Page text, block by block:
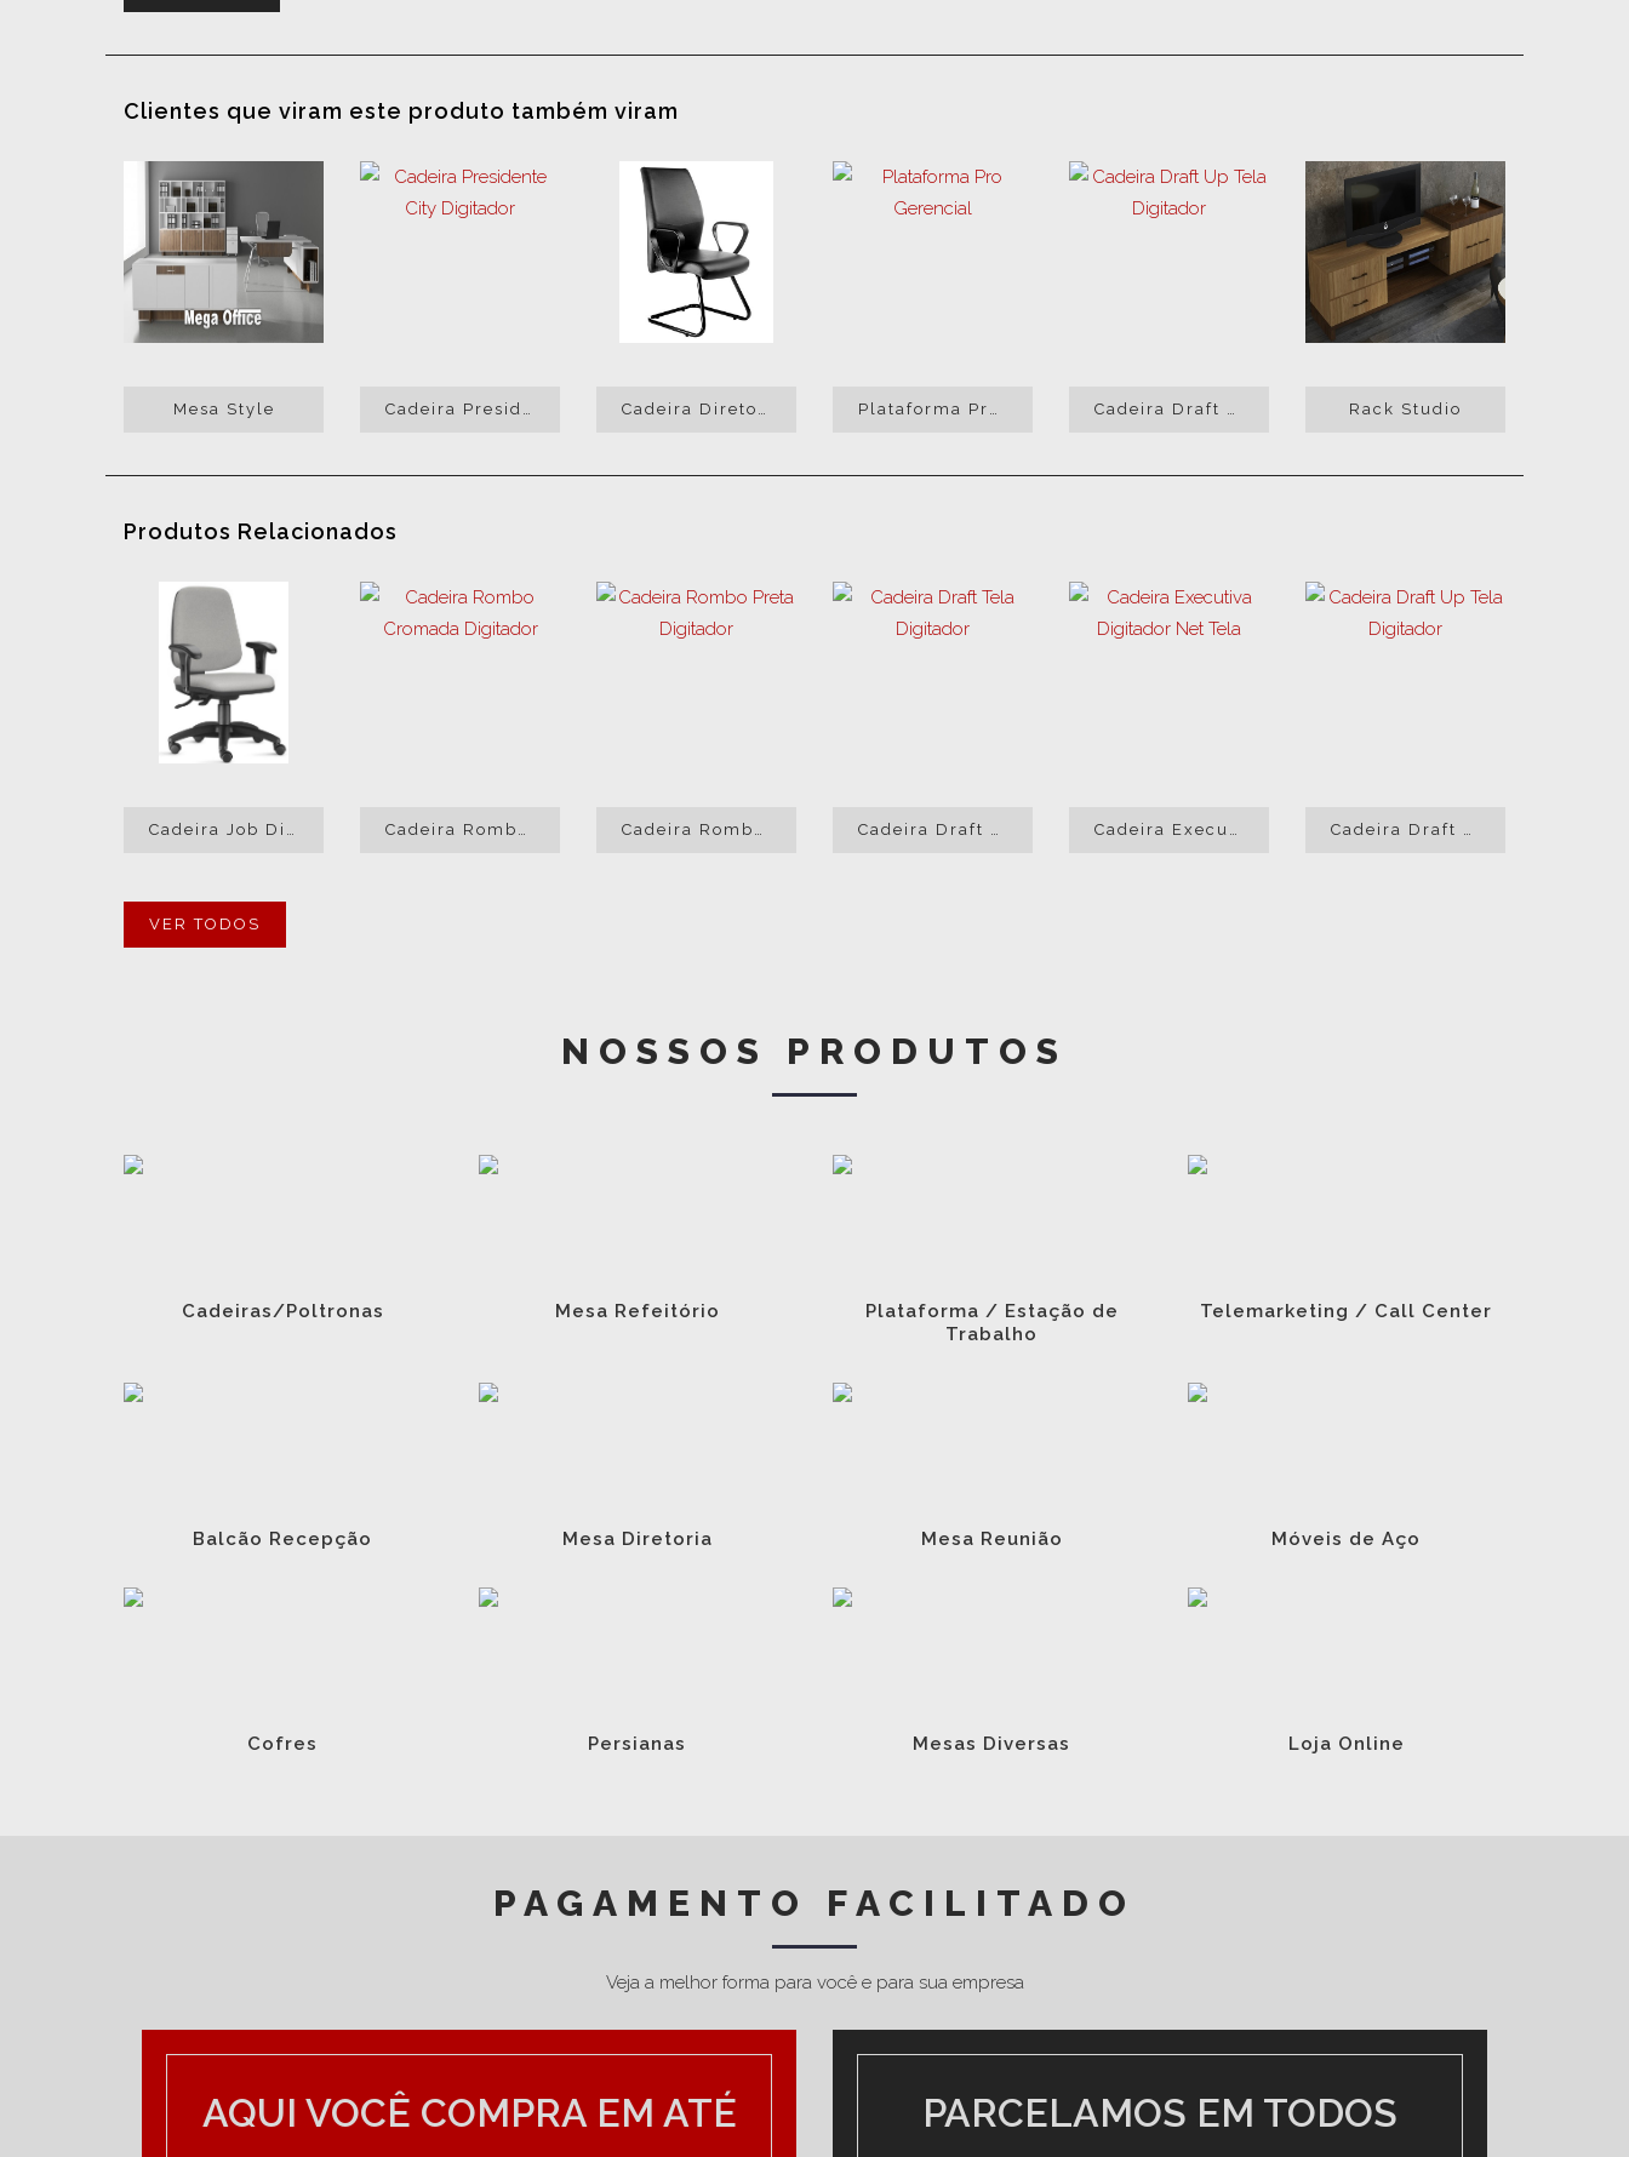
Clientes que viram este produto também viram
Mesa Style Cadeira Presidente City Digitador Cadeira Diretor Ferrara Fixa Interlocutor Plataforma Pro Gerencial Cadeira Draft Up Tela Digitador Rack Studio
Produtos Relacionados
Cadeira Job Diretor Digitador Cadeira Rombo Cromada Digitador Cadeira Rombo Preta Digitador Cadeira Draft Tela Digitador Cadeira Executiva Digitador Net Tela Cadeira Draft Up Tela Digitador
VER TODOS
NOSSOS PRODUTOS
Cadeiras/Poltronas Mesa Refeitório
Plataforma / Estação de
Trabalho
Telemarketing / Call Center
Balcão Recepção Mesa Diretoria Mesa Reunião Móveis de Aço
Cofres Persianas Mesas Diversas Loja Online
PAGAMENTO FACILITADO
Veja a melhor forma para você e para sua empresa
AQUI VOCÊ COMPRA EM ATÉ
DEIXE SUA MENSAGEM
Rua Bento Freitas, 99 - República, São Paulo/SP -